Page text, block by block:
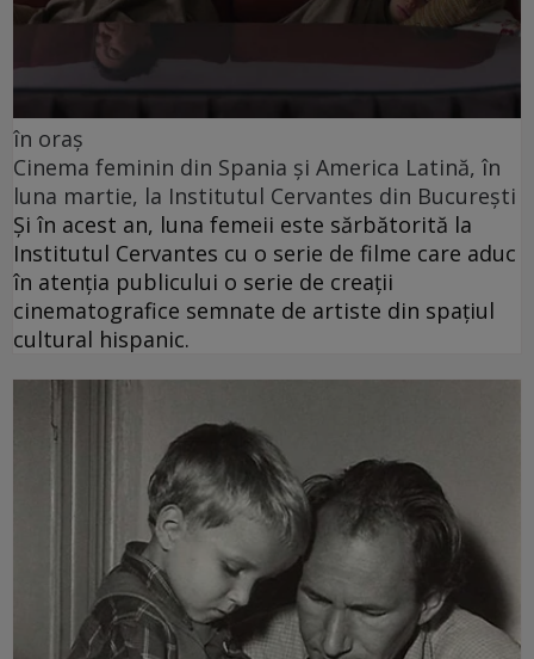
în oraș
Cinema feminin din Spania și America Latină, în
luna martie, la Institutul Cervantes din București
Și în acest an, luna femeii este sărbătorită la
Institutul Cervantes cu o serie de filme care aduc
în atenția publicului o serie de creații
cinematografice semnate de artiste din spațiul
cultural hispanic.